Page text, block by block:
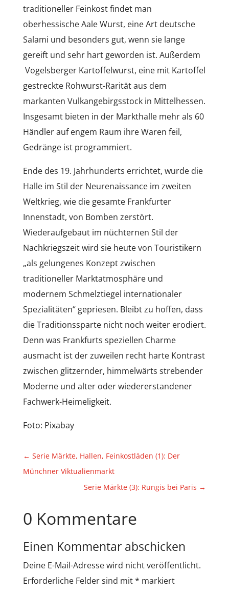
traditioneller Feinkost findet man
oberhessische Aale Wurst, eine Art deutsche
Salami und besonders gut, wenn sie lange
gereift und sehr hart geworden ist. Außerdem
Vogelsberger Kartoffelwurst, eine mit Kartoffel
gestreckte Rohwurst-Rarität aus dem
markanten Vulkangebirgsstock in Mittelhessen.
Insgesamt bieten in der Markthalle mehr als 60
Händler auf engem Raum ihre Waren feil,
Gedränge ist programmiert.
Ende des 19. Jahrhunderts errichtet, wurde die
Halle im Stil der Neurenaissance im zweiten
Weltkrieg, wie die gesamte Frankfurter
Innenstadt, von Bomben zerstört.
Wiederaufgebaut im nüchternen Stil der
Nachkriegszeit wird sie heute von Touristikern
„als gelungenes Konzept zwischen
traditioneller Marktatmosphäre und
modernem Schmelztiegel internationaler
Spezialitäten“ gepriesen. Bleibt zu hoffen, dass
die Traditionssparte nicht noch weiter erodiert.
Denn was Frankfurts speziellen Charme
ausmacht ist der zuweilen recht harte Kontrast
zwischen glitzernder, himmelwärts strebender
Moderne und alter oder wiedererstandener
Fachwerk-Heimeligkeit.
Foto: Pixabay
← Serie Märkte, Hallen, Feinkostläden (1): Der
Münchner Viktualienmarkt
Serie Märkte (3): Rungis bei Paris →
0 Kommentare
Einen Kommentar abschicken
Deine E-Mail-Adresse wird nicht veröffentlicht.
Erforderliche Felder sind mit* markiert